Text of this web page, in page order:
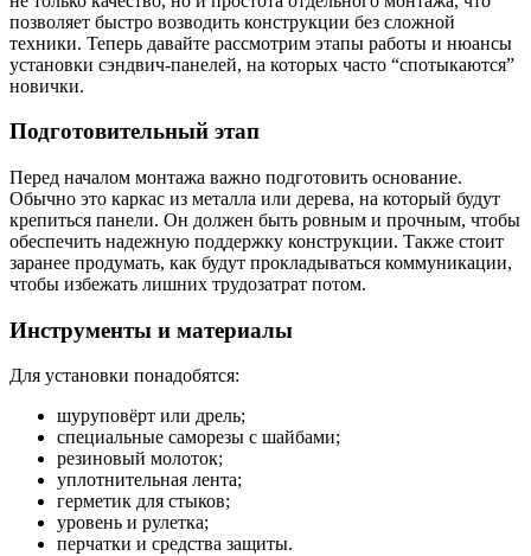
позволяет быстро возводить конструкции без сложной
техники. Теперь давайте рассмотрим этапы работы и нюансы
установки сэндвич-панелей, на которых часто “спотыкаются”
новички.
Подготовительный этап
Перед началом монтажа важно подготовить основание.
Обычно это каркас из металла или дерева, на который будут
крепиться панели. Он должен быть ровным и прочным, чтобы
обеспечить надежную поддержку конструкции. Также стоит
заранее продумать, как будут прокладываться коммуникации,
чтобы избежать лишних трудозатрат потом.
Инструменты и материалы
Для установки понадобятся:
шуруповёрт или дрель;
специальные саморезы с шайбами;
резиновый молоток;
уплотнительная лента;
герметик для стыков;
уровень и рулетка;
перчатки и средства защиты.